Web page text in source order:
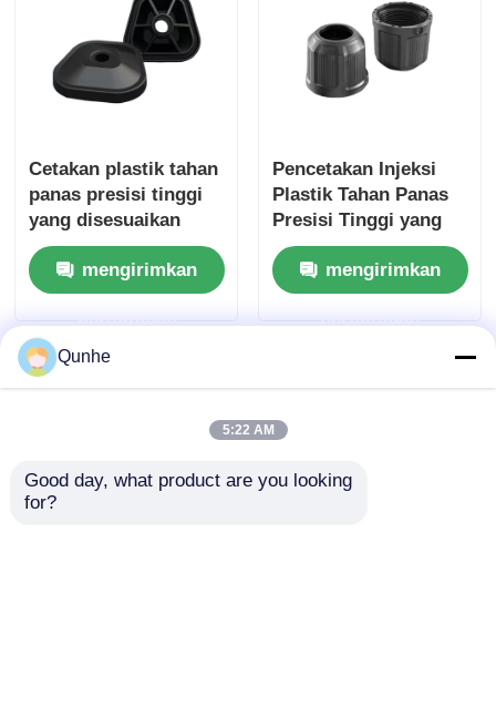
Cetakan plastik tahan
panas presisi tinggi
yang disesuaikan
untuk cetakan injeksi
elektronikmengirimkan
permintaan
Pencetakan Injeksi
Plastik Tahan Panas
Presisi Tinggi yang
Disesuaikan untuk
Komponen Elektronik
mengirimkan
permintaan
Qunhe
5:22 AM
Good day, what product are you looking
for?